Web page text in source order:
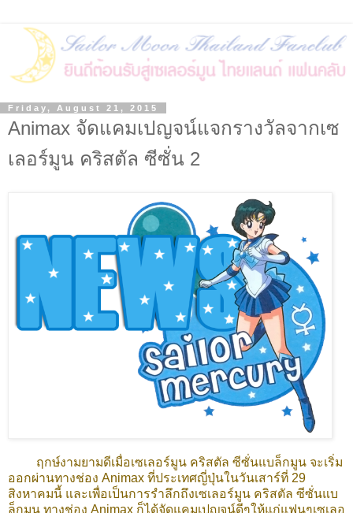
Friday, August 21, 2015
Animax จัดแคมเปญจน์แจกรางวัลจากเซ
เลอร์มูน คริสตัล ซีซั่น 2
ฤกษ์งามยามดีเมื่อเซเลอร์มูน คริสตัล ซีซั่นแบล็กมูน จะเริ่ม
ออกผ่านทางช่อง Animax ที่ประเทศญี่ปุ่นในวันเสาร์ที่ 29
สิงหาคมนี้ และเพื่อเป็นการรำลึกถึงเซเลอร์มูน คริสตัล ซีซั่นแบ
ล็กมูน ทางช่อง Animax ก็ได้จัดแคมเปญจน์ดีๆให้แก่แฟนๆเซเลอ